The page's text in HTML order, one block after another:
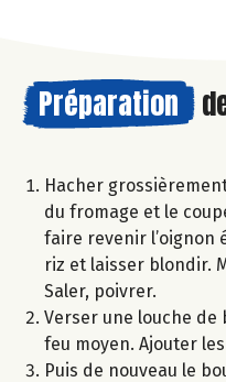
Préparation
Hacher
du fromage et le
faire revenir l’oignon
riz et laisser blondir.
Saler, poivrer.
Verser une louche
feu moyen. Ajouter
Puis de nouveau le